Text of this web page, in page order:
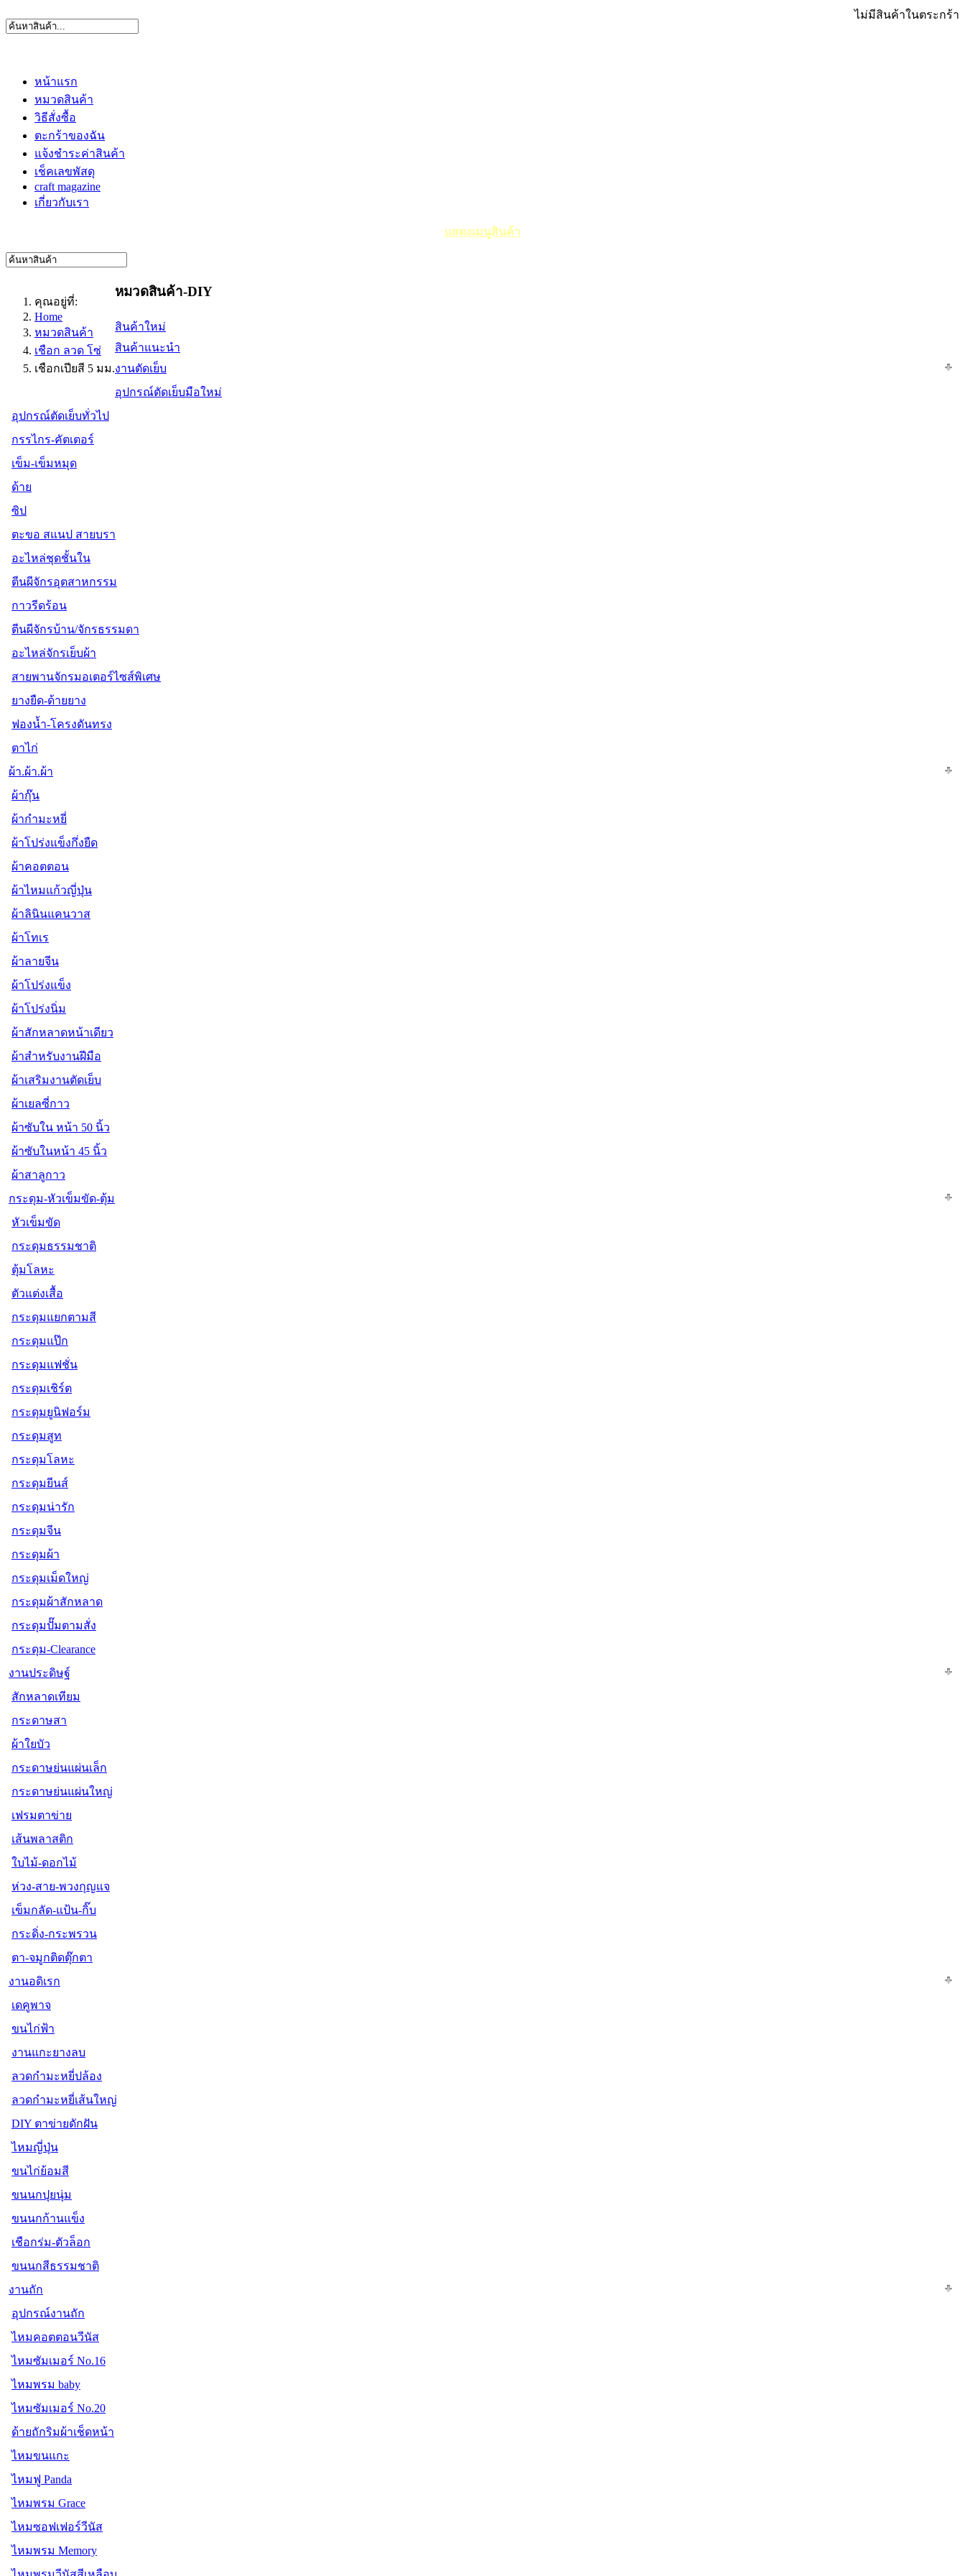
ไม่มีสินค้าในตระกร้า
หน้าแรก
หมวดสินค้า
วิธีสั่งซื้อ
ตะกร้าของฉัน
แจ้งชำระค่าสินค้า
เช็คเลขพัสดุ
craft magazine
เกี่ยวกับเรา
แสดงเมนูสินค้า
คุณอยู่ที่:
Home
หมวดสินค้า
เชือก ลวด โซ่
เชือกเปียสี 5 มม.
หมวดสินค้า-DIY
สินค้าใหม่
สินค้าแนะนำ
งานตัดเย็บ
อุปกรณ์ตัดเย็บมือใหม่
อุปกรณ์ตัดเย็บทั่วไป
กรรไกร-คัตเตอร์
เข็ม-เข็มหมุด
ด้าย
ซิป
ตะขอ สแนป สายบรา
อะไหล่ชุดชั้นใน
ตีนผีจักรอุตสาหกรรม
กาวรีดร้อน
ตีนผีจักรบ้าน/จักรธรรมดา
อะไหล่จักรเย็บผ้า
สายพานจักรมอเตอร์ไซส์พิเศษ
ยางยืด-ด้ายยาง
ฟองน้ำ-โครงดันทรง
ตาไก่
ผ้า.ผ้า.ผ้า
ผ้ากุ๊น
ผ้ากำมะหยี่
ผ้าโปร่งแข็งกึ่งยืด
ผ้าคอตตอน
ผ้าไหมแก้วญี่ปุ่น
ผ้าลินินแคนวาส
ผ้าโทเร
ผ้าลายจีน
ผ้าโปร่งแข็ง
ผ้าโปร่งนิ่ม
ผ้าสักหลาดหน้าเดียว
ผ้าสำหรับงานฝีมือ
ผ้าเสริมงานตัดเย็บ
ผ้าเยลซี่กาว
ผ้าซับใน หน้า 50 นิ้ว
ผ้าซับในหน้า 45 นิ้ว
ผ้าสาลูกาว
กระดุม-หัวเข็มขัด-ตุ้ม
หัวเข็มขัด
กระดุมธรรมชาติ
ตุ้มโลหะ
ตัวแต่งเสื้อ
กระดุมแยกตามสี
กระดุมแป๊ก
กระดุมแฟชั่น
กระดุมเชิร์ต
กระดุมยูนิฟอร์ม
กระดุมสูท
กระดุมโลหะ
กระดุมยีนส์
กระดุมน่ารัก
กระดุมจีน
กระดุมผ้า
กระดุมเม็ดใหญ่
กระดุมผ้าสักหลาด
กระดุมปั๊มตามสั่ง
กระดุม-Clearance
งานประดิษฐ์
สักหลาดเทียม
กระดาษสา
ผ้าใยบัว
กระดาษย่นแผ่นเล็ก
กระดาษย่นแผ่นใหญ่
เฟรมตาข่าย
เส้นพลาสติก
ใบไม้-ดอกไม้
ห่วง-สาย-พวงกุญแจ
เข็มกลัด-แป้น-กิ๊บ
กระดิ่ง-กระพรวน
ตา-จมูกติดตุ๊กตา
งานอดิเรก
เดคูพาจ
ขนไก่ฟ้า
งานแกะยางลบ
ลวดกำมะหยี่ปล้อง
ลวดกำมะหยี่เส้นใหญ่
DIY ตาข่ายดักฝัน
ไหมญี่ปุ่น
ขนไก่ย้อมสี
ขนนกปุยนุ่ม
ขนนกก้านแข็ง
เชือกร่ม-ตัวล็อก
ขนนกสีธรรมชาติ
งานถัก
อุปกรณ์งานถัก
ไหมคอตตอนวีนัส
ไหมซัมเมอร์ No.16
ไหมพรม baby
ไหมซัมเมอร์ No.20
ด้ายถักริมผ้าเช็ดหน้า
ไหมขนแกะ
ไหมฟู Panda
ไหมพรม Grace
ไหมซอฟเฟอร์วีนัส
ไหมพรม Memory